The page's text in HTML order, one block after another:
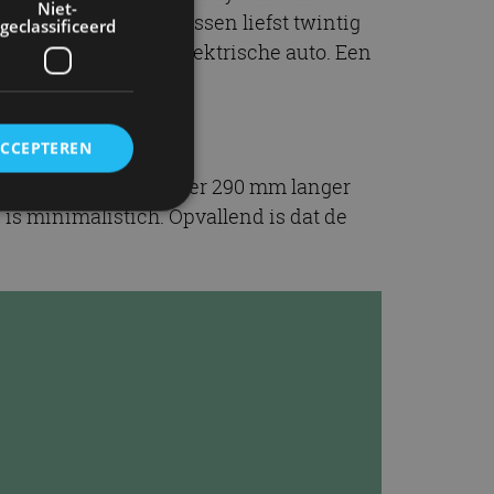
container passen liefst twintig
een reguliere elektrische auto. Een
deze Luvly ongeveer 290 mm langer
is minimalistich. Opvallend is dat de
Niet-
geclassificeerd
en
om
de bezoeker
van de
van